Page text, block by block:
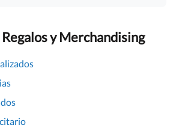
y Merchandising